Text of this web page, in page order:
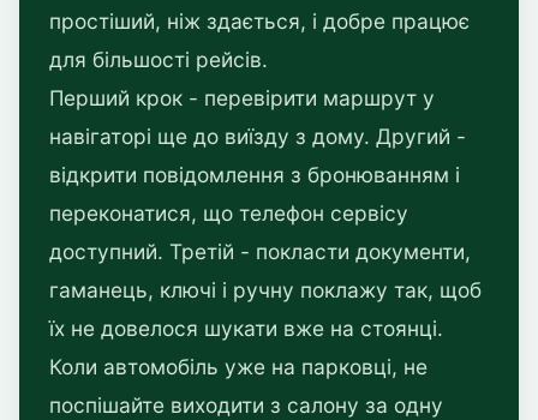
простіший, ніж здається, і добре працює
для більшості рейсів.
Перший крок - перевірити маршрут у
навігаторі ще до виїзду з дому. Другий -
відкрити повідомлення з бронюванням і
переконатися, що телефон сервісу
доступний. Третій - покласти документи,
гаманець, ключі і ручну поклажу так, щоб
їх не довелося шукати вже на стоянці.
Коли автомобіль уже на парковці, не
поспішайте виходити з салону за одну